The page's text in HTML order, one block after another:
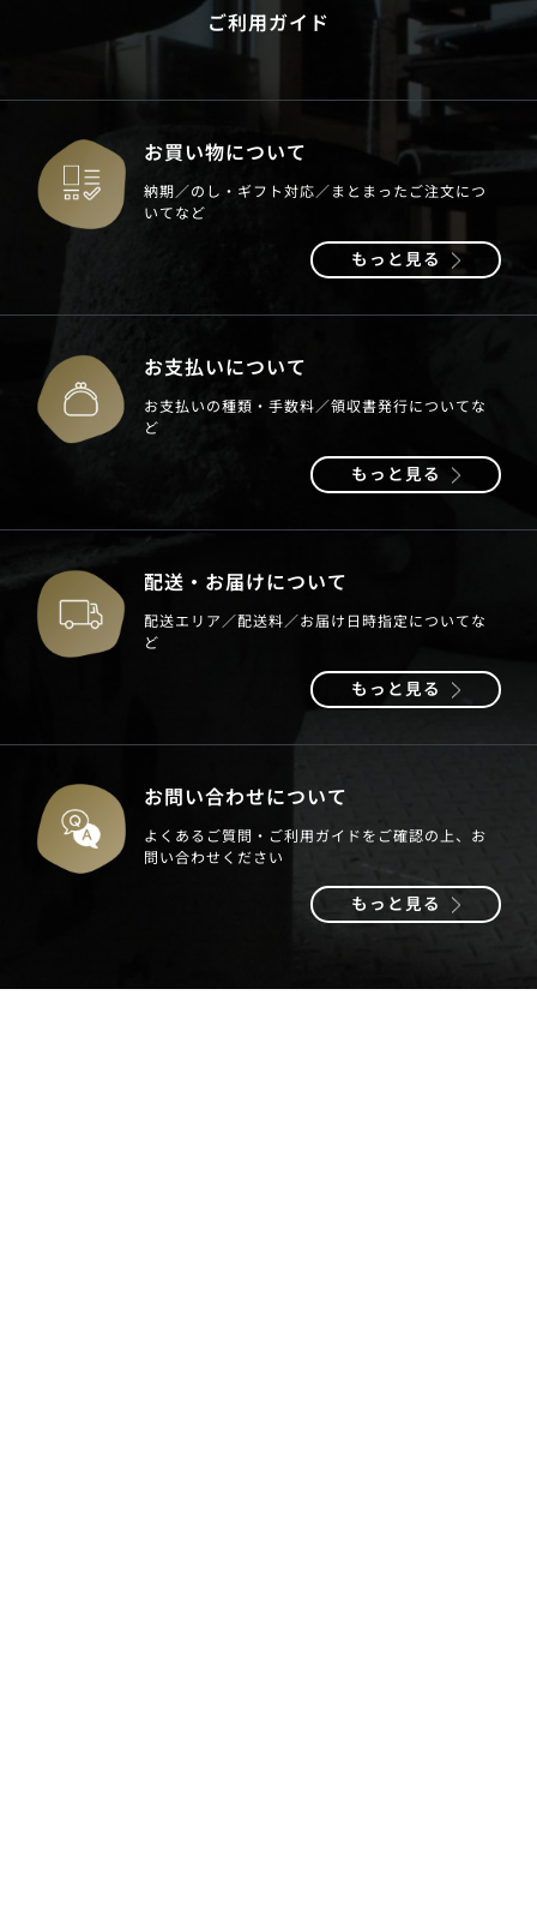
ご利用ガイド
お買い物について
納期／のし・ギフト対応／まとまったご注文につ
いてなど
もっと見る
お支払いについて
お支払いの種類・手数料／領収書発行についてな
ど
もっと見る
配送・お届けについて
配送エリア／配送料／お届け日時指定についてな
ど
もっと見る
お問い合わせについて
よくあるご質問・ご利用ガイドをご確認の上、お
問い合わせください
もっと見る